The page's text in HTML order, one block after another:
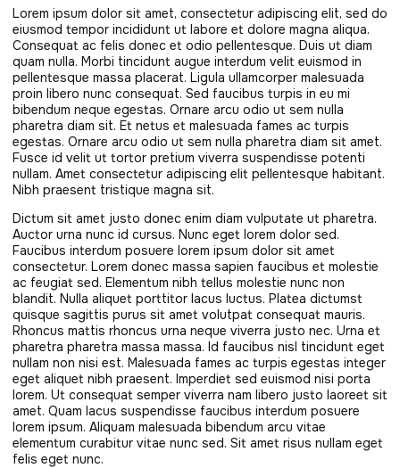
Lorem ipsum dolor sit amet, consectetur adipiscing elit, sed do
eiusmod tempor incididunt ut labore et dolore magna aliqua.
Consequat ac felis donec et odio pellentesque. Duis ut diam
quam nulla. Morbi tincidunt augue interdum velit euismod in
pellentesque massa placerat. Ligula ullamcorper malesuada
proin libero nunc consequat. Sed faucibus turpis in eu mi
bibendum neque egestas. Ornare arcu odio ut sem nulla
pharetra diam sit. Et netus et malesuada fames ac turpis
egestas. Ornare arcu odio ut sem nulla pharetra diam sit amet.
Fusce id velit ut tortor pretium viverra suspendisse potenti
nullam. Amet consectetur adipiscing elit pellentesque habitant.
Nibh praesent tristique magna sit.
Dictum sit amet justo donec enim diam vulputate ut pharetra.
Auctor urna nunc id cursus. Nunc eget lorem dolor sed.
Faucibus interdum posuere lorem ipsum dolor sit amet
consectetur. Lorem donec massa sapien faucibus et molestie
ac feugiat sed. Elementum nibh tellus molestie nunc non
blandit. Nulla aliquet porttitor lacus luctus. Platea dictumst
quisque sagittis purus sit amet volutpat consequat mauris.
Rhoncus mattis rhoncus urna neque viverra justo nec. Urna et
pharetra pharetra massa massa. Id faucibus nisl tincidunt eget
nullam non nisi est. Malesuada fames ac turpis egestas integer
eget aliquet nibh praesent. Imperdiet sed euismod nisi porta
lorem. Ut consequat semper viverra nam libero justo laoreet sit
amet. Quam lacus suspendisse faucibus interdum posuere
lorem ipsum. Aliquam malesuada bibendum arcu vitae
elementum curabitur vitae nunc sed. Sit amet risus nullam eget
felis eget nunc.